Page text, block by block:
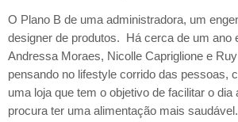
O Plano B de uma administradora, um
designer de produtos. Há cerca de um ano
Andressa Moraes, Nicolle Capriglione e
pensando no lifestyle corrido das pessoas,
uma loja que tem o objetivo de facilitar o dia
procura ter uma alimentação mais saudável.